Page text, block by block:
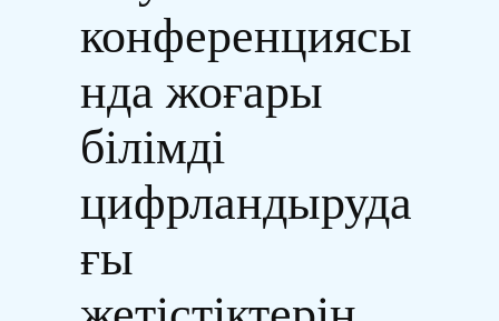
конференциясы
нда жоғары
білімді
цифрландыруда
ғы